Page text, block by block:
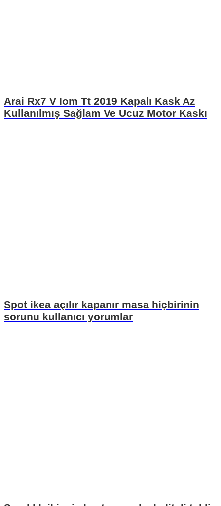
Arai Rx7 V Iom Tt 2019 Kapalı Kask Az
Kullanılmış Sağlam Ve Ucuz Motor Kaskı
Spot ikea açılır kapanır masa hiçbirinin
sorunu kullanıcı yorumlar